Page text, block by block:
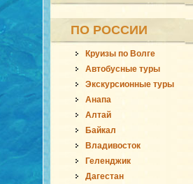
ПО РОССИИ
Круизы по Волге
Автобусные туры
Экскурсионные туры
Анапа
Алтай
Байкал
Владивосток
Геленджик
Дагестан